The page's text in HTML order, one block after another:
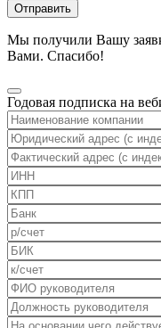
Отправить
Мы получили Вашу
Вами. Спасибо!
Годовая подписка на